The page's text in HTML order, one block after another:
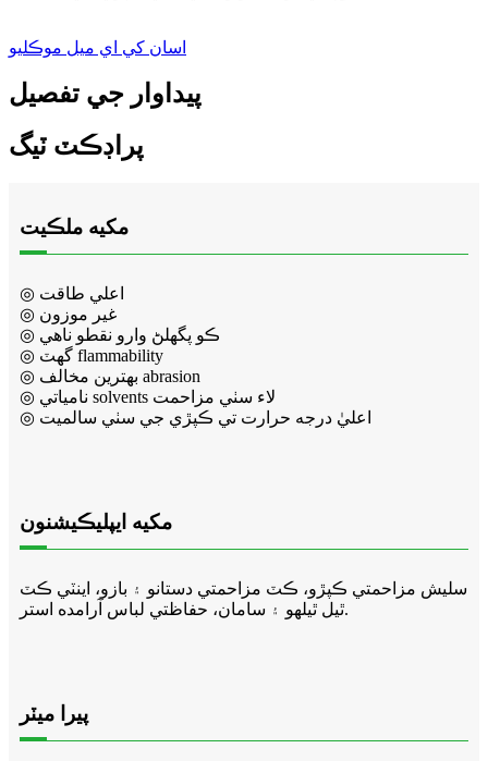
اسان کي اي ميل موڪليو
پيداوار جي تفصيل
پراڊڪٽ ٽيگ
مکيه ملڪيت
◎ اعلي طاقت
◎ غير موزون
◎ ڪو پگھلڻ وارو نقطو ناهي
◎ گھٽ flammability
◎ بهترين مخالف abrasion
◎ نامياتي solvents لاء سٺي مزاحمت
◎ اعليٰ درجه حرارت تي ڪپڙي جي سٺي سالميت
مکيه ايپليڪيشنون
سليش مزاحمتي ڪپڙو، ڪٽ مزاحمتي دستانو ۽ بازو، اينٽي ڪٽ
ٿيل ٿيلهو ۽ سامان، حفاظتي لباس آرامده استر.
پيرا ميٽر